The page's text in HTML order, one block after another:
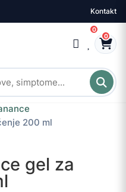
Kontakt
0
0
200 ml
gel za